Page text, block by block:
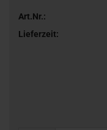
Art.Nr.:
Lieferzeit: